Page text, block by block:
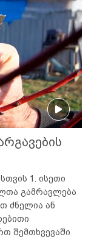
1. ისეთი
გამრავლება
ძნელია ან
შემთხვევაში